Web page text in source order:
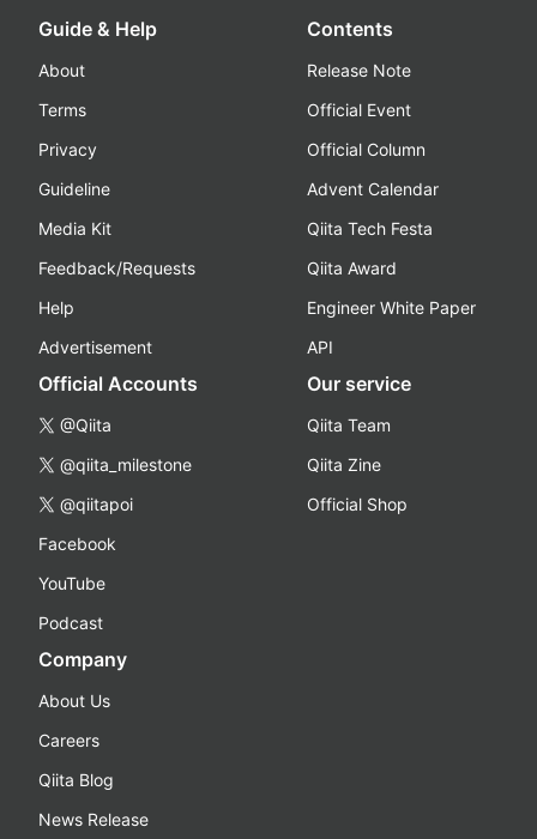
Guide & Help
About
Terms
Privacy
Guideline
Media Kit
Feedback/Requests
Help
Advertisement
Contents
Release Note
Official Event
Official Column
Advent Calendar
Qiita Tech Festa
Qiita Award
Engineer White Paper
API
Official Accounts
@Qiita
@qiita_milestone
@qiitapoi
Facebook
YouTube
Podcast
Our service
Qiita Team
Qiita Zine
Official Shop
Company
About Us
Careers
Qiita Blog
News Release